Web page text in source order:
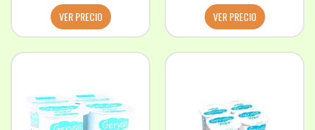
VER PRECIO
VER PRECIO